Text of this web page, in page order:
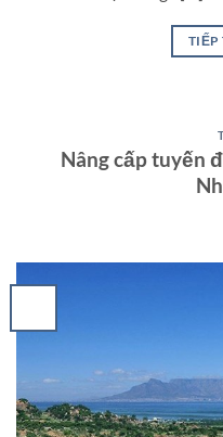
TIẾP
Nâng cấp tuyến